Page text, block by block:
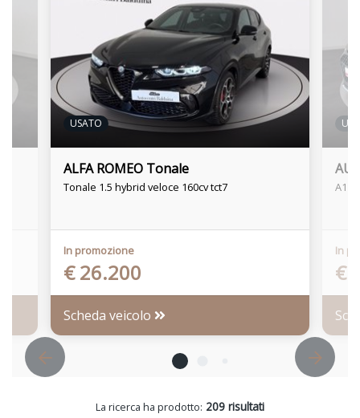
USATO
ALFA ROMEO Tonale
Tonale 1.5 hybrid veloce 160cv tct7
In promozione
€ 26.200
Scheda veicolo
A1
In
€
La ricerca ha prodotto: 209 risultati